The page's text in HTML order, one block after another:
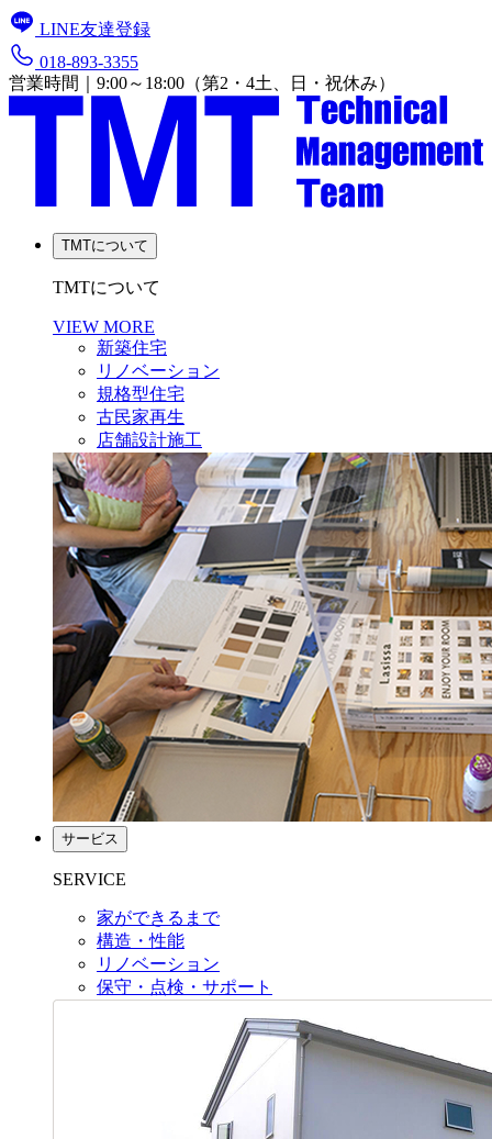
LINE友達登録
018-893-3355
営業時間｜9:00～18:00（第2・4土、日・祝休み）
TMTについて
TMTについて
VIEW MORE
新築住宅
リノベーション
規格型住宅
古民家再生
店舗設計施工
サービス
SERVICE
家ができるまで
構造・性能
リノベーション
保守・点検・サポート